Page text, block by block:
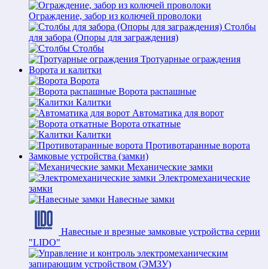
Ограждение, забор из колючей проволоки
Столбы
для забора (Опоры для заграждения)
Столбы
Тротуарные ограждения
Ворота и калитки
Ворота
Ворота распашные
Калитки
Автоматика для ворот
Ворота откатные
Калитки
Противотаранные ворота
Замковые устройства (замки)
Механические замки
Электромеханические
замки
Навесные замки
Навесные и врезные замковые устройства серии
"LIDO"